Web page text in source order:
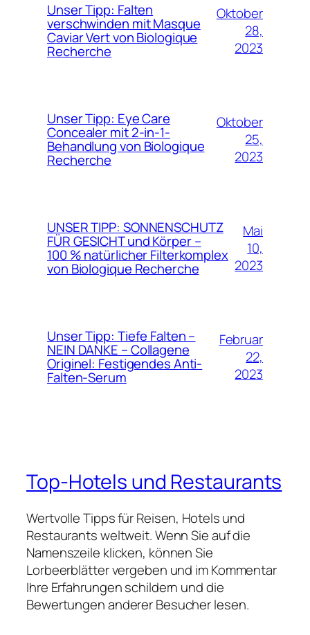
Unser Tipp: Falten
verschwinden mit Masque
Caviar Vert von Biologique
Recherche
Oktober
28,
2023
Unser Tipp: Eye Care
Concealer mit 2-in-1-
Behandlung von Biologique
Recherche
Oktober
25,
2023
UNSER TIPP: SONNENSCHUTZ
FÜR GESICHT und Körper –
100 % natürlicher Filterkomplex
von Biologique Recherche
Mai
10,
2023
Unser Tipp: Tiefe Falten –
NEIN DANKE – Collagene
Originel: Festigendes Anti-
Falten-Serum
Februar
22,
2023
Top-Hotels und Restaurants
Wertvolle Tipps für Reisen, Hotels und
Restaurants weltweit. Wenn Sie auf die
Namenszeile klicken, können Sie
Lorbeerblätter vergeben und im Kommentar
Ihre Erfahrungen schildern und die
Bewertungen anderer Besucher lesen.